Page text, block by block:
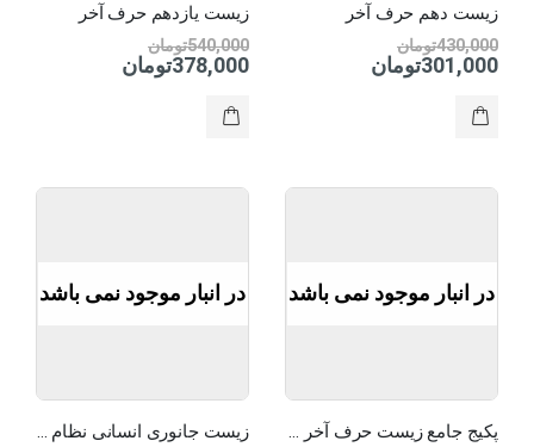
زیست دهم حرف آخر
430,000تومان
301,000تومان
زیست یازدهم حرف آخر
540,000تومان
378,000تومان
در انبار موجود نمی باشد
پکیج جامع زیست حرف آخر نظام قدیم
در انبار موجود نمی باشد
زیست جانوری انسانی نظام قدیم حرف آخر